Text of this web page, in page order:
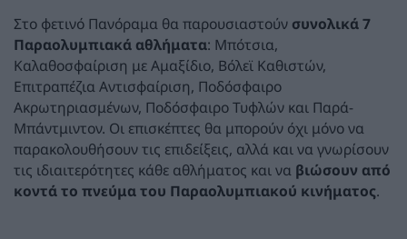
Στο φετινό Πανόραμα θα παρουσιαστούν συνολικά 7
Παραολυμπιακά αθλήματα: Μπότσια,
Καλαθοσφαίριση με Αμαξίδιο, Βόλεϊ Καθιστών,
Επιτραπέζια Αντισφαίριση, Ποδόσφαιρο
Ακρωτηριασμένων, Ποδόσφαιρο Τυφλών και Παρά-
Μπάντμιντον. Οι επισκέπτες θα μπορούν όχι μόνο να
παρακολουθήσουν τις επιδείξεις, αλλά και να γνωρίσουν
τις ιδιαιτερότητες κάθε αθλήματος και να βιώσουν από
κοντά το πνεύμα του Παραολυμπιακού κινήματος.